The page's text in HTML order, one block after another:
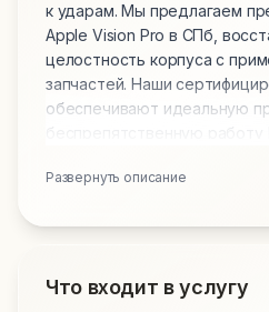
к ударам. Мы предлагаем
Apple Vision Pro в СПб,
целостность корпуса с
запчастей. Наши
обеспечивают идеальную
стекла, сохраняя
устройства.
Развернуть описание
Что входит в услугу